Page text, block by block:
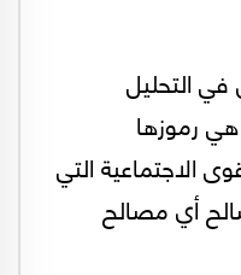
التحليل
رموزها
الاجتماعية التي
أي مصالح